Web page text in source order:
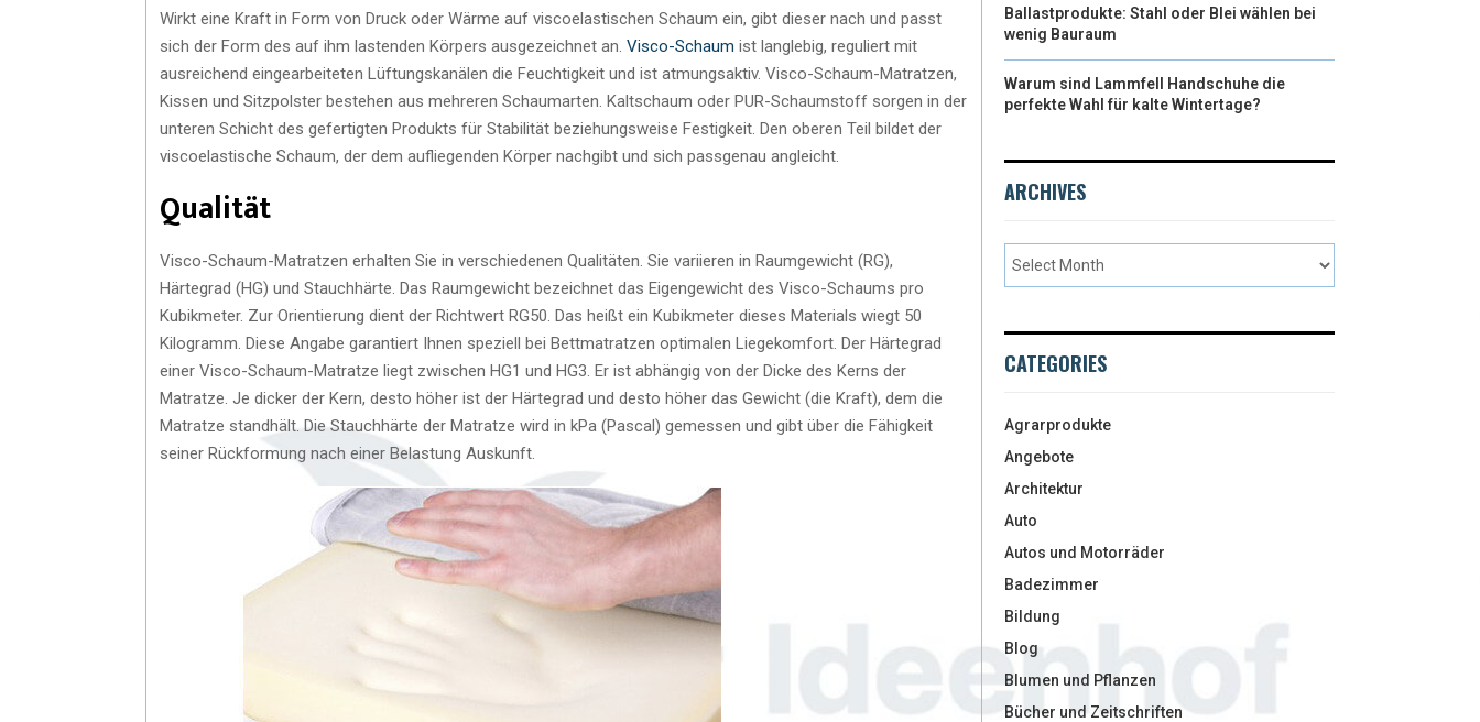
Wirkt eine Kraft in Form von Druck oder Wärme auf viscoelastischen Schaum ein, gibt dieser nach und passt
sich der Form des auf ihm lastenden Körpers ausgezeichnet an. Visco-Schaum ist langlebig, reguliert mit
ausreichend eingearbeiteten Lüftungskanälen die Feuchtigkeit und ist atmungsaktiv. Visco-Schaum-Matratzen,
Kissen und Sitzpolster bestehen aus mehreren Schaumarten. Kaltschaum oder PUR-Schaumstoff sorgen in der
unteren Schicht des gefertigten Produkts für Stabilität beziehungsweise Festigkeit. Den oberen Teil bildet der
viscoelastische Schaum, der dem aufliegenden Körper nachgibt und sich passgenau angleicht.
Qualität
Visco-Schaum-Matratzen erhalten Sie in verschiedenen Qualitäten. Sie variieren in Raumgewicht (RG),
Härtegrad (HG) und Stauchhärte. Das Raumgewicht bezeichnet das Eigengewicht des Visco-Schaums pro
Kubikmeter. Zur Orientierung dient der Richtwert RG50. Das heißt ein Kubikmeter dieses Materials wiegt 50
Kilogramm. Diese Angabe garantiert Ihnen speziell bei Bettmatratzen optimalen Liegekomfort. Der Härtegrad
einer Visco-Schaum-Matratze liegt zwischen HG1 und HG3. Er ist abhängig von der Dicke des Kerns der
Matratze. Je dicker der Kern, desto höher ist der Härtegrad und desto höher das Gewicht (die Kraft), dem die
Matratze standhält. Die Stauchhärte der Matratze wird in kPa (Pascal) gemessen und gibt über die Fähigkeit
seiner Rückformung nach einer Belastung Auskunft.
Ballastprodukte: Stahl oder Blei wählen bei
wenig Bauraum
Warum sind Lammfell Handschuhe die
perfekte Wahl für kalte Wintertage?
ARCHIVES
CATEGORIES
Agrarprodukte
Angebote
Architektur
Auto
Autos und Motorräder
Badezimmer
Bildung
Blog
Blumen und Pflanzen
Bücher und Zeitschriften